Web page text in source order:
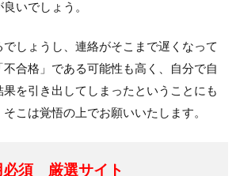
いでしょう。
しょうし、連絡がそこまで遅くなって
合格」である可能性も高く、自分で自
を引き出してしまったということにも
こは覚悟の上でお願いいたします。
必須 厳選サイト